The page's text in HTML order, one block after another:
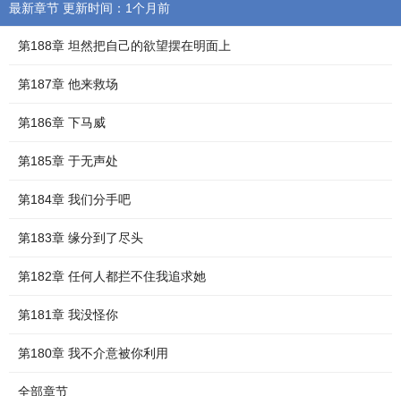
最新章节 更新时间：1个月前
第188章 坦然把自己的欲望摆在明面上
第187章 他来救场
第186章 下马威
第185章 于无声处
第184章 我们分手吧
第183章 缘分到了尽头
第182章 任何人都拦不住我追求她
第181章 我没怪你
第180章 我不介意被你利用
全部章节